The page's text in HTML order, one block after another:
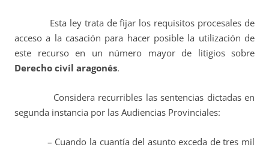
Esta ley trata de fijar los requisitos procesales de
acceso a la casación para hacer posible la utilización de
este recurso en un número mayor de litigios sobre
Derecho civil aragonés.
Considera recurribles las sentencias dictadas en
segunda instancia por las Audiencias Provinciales:
– Cuando la cuantía del asunto exceda de tres mil